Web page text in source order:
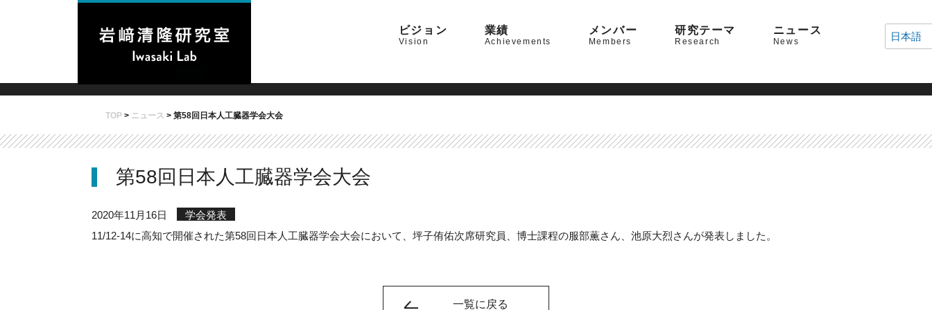
ビジョン
Vision
業績
Achievements
メンバー
Members
研究テーマ
Research
ニュース
News 日本語
TOP > ニュース > 第58回日本人工臓器学会大会
第58回日本人工臓器学会大会
2020年11月16日
学会発表
11/12-14に高知で開催された第58回日本人工臓器学会大会において、坪子侑佑次席研究員、博士課程の服部薫さん、池原大烈さんが発表しました。
一覧に戻る